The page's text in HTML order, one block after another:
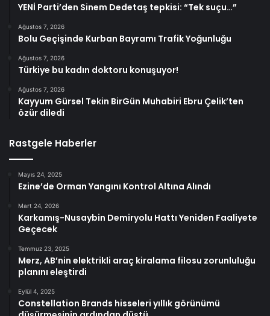
YENİ Parti’den Sinem Dedetaş tepkisi: “Tek suçu…”
Ağustos 7, 2026
Bolu Geçişinde Kurban Bayramı Trafik Yoğunluğu
Ağustos 7, 2026
Türkiye bu kadın doktoru konuşuyor!
Ağustos 7, 2026
Kayyum Gürsel Tekin BirGün Muhabiri Ebru Çelik’ten
özür diledi
Rastgele Haberler
Mayıs 24, 2025
Ezine’de Orman Yangını Kontrol Altına Alındı
Mart 24, 2026
Karkamış-Nusaybin Demiryolu Hattı Yeniden Faaliyete
Geçecek
Temmuz 23, 2025
Merz, AB’nin elektrikli araç kiralama filosu zorunluluğu
planını eleştirdi
Eylül 4, 2025
Constellation Brands hisseleri yıllık görünümü